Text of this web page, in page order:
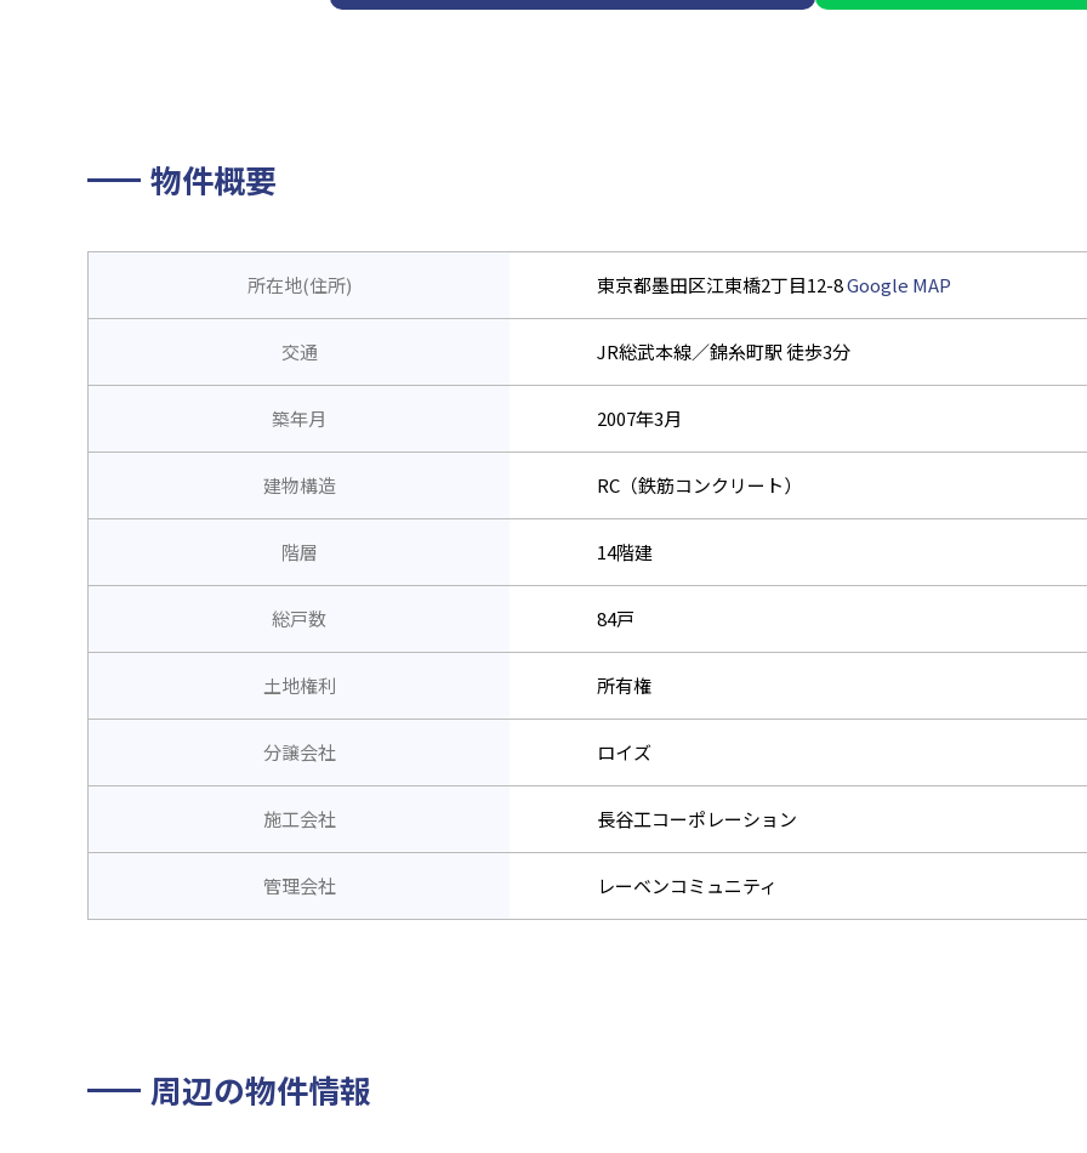
物件概要
所在地(住所) 東京都墨田区江東橋2丁目12-8Google MAP
交通 JR総武本線／錦糸町駅 徒歩3分
築年月 2007年3月
建物構造 RC（鉄筋コンクリート）
階層 14階建
総戸数 84戸
土地権利 所有権
分譲会社 ロイズ
施工会社 長谷工コーポレーション
管理会社 レーベンコミュニティ
周辺の物件情報